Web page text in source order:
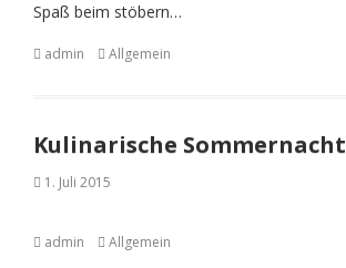
Spaß beim stöbern…
admin Allgemein
Kulinarische Sommernacht
1. Juli 2015
admin Allgemein